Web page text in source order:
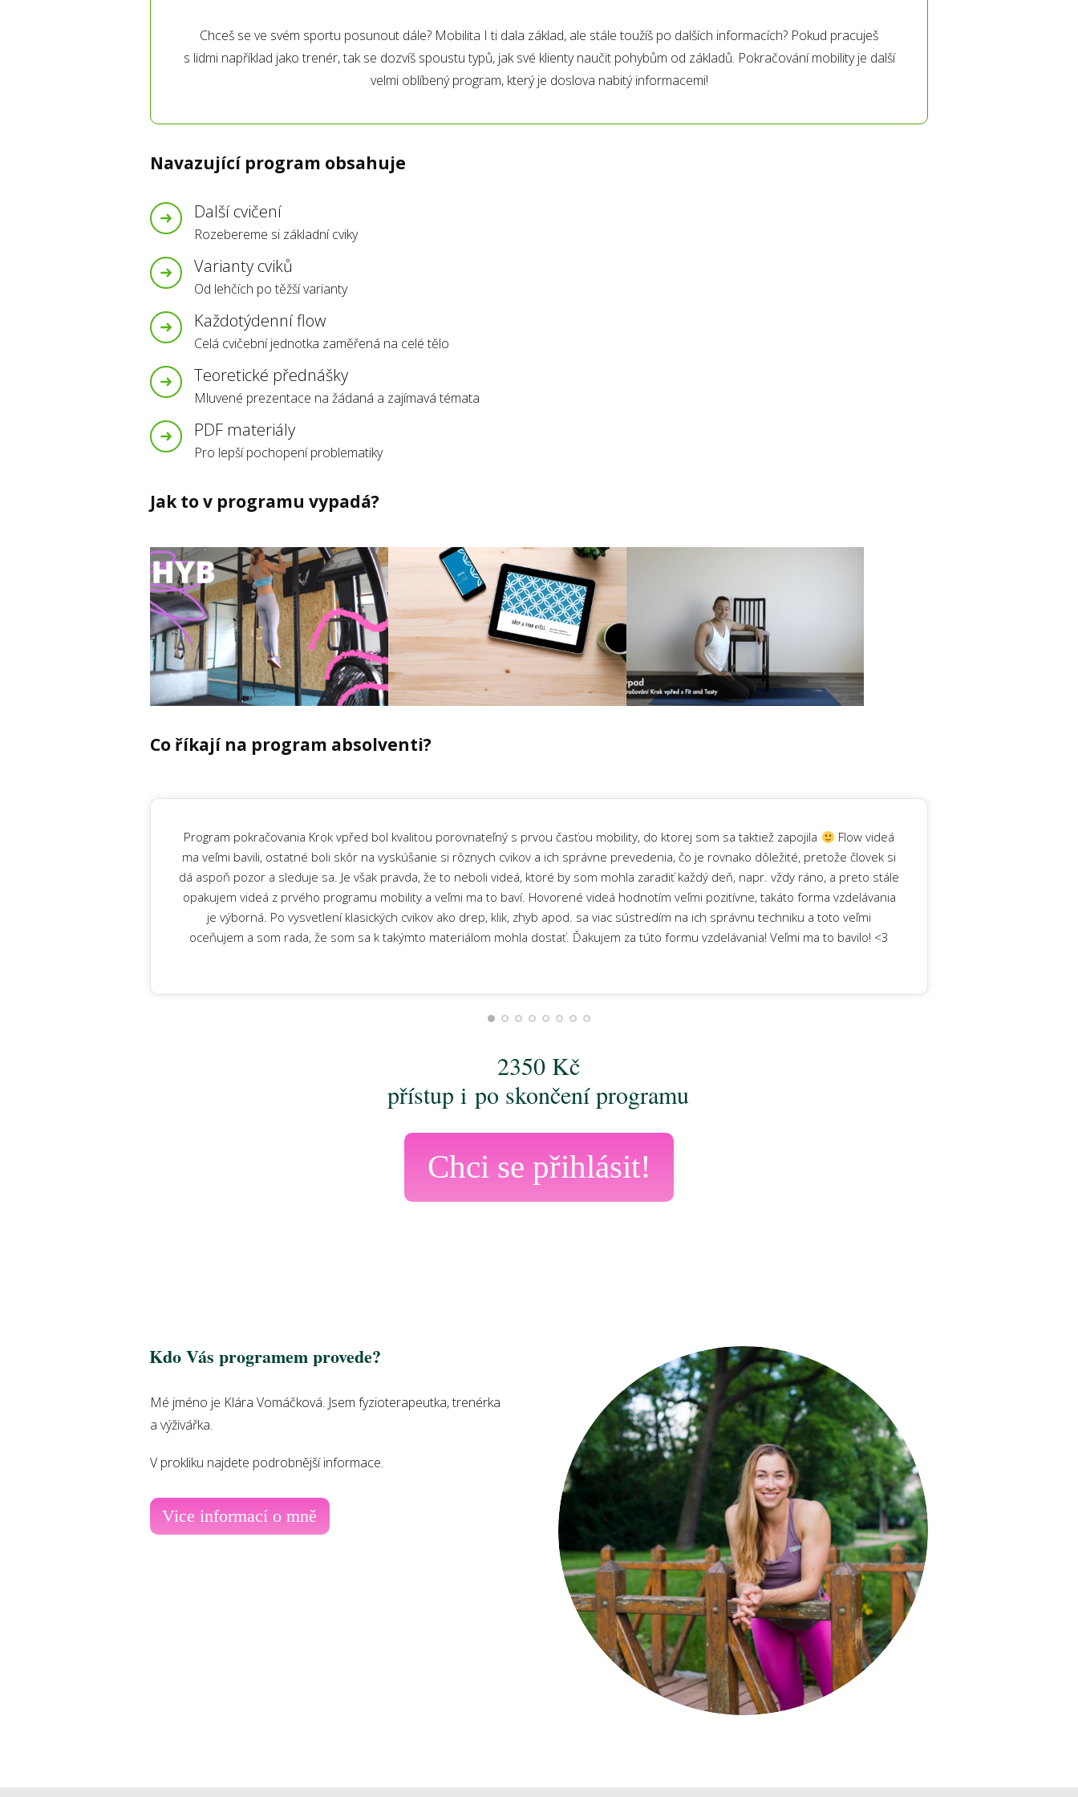
Chceš se ve svém sportu posunout dále? Mobilita I ti dala základ, ale stále toužíš po dalších informacích? Pokud pracuješ
s lidmi například jako trenér, tak se dozvíš spoustu typů, jak své klienty naučit pohybům od základů. Pokračování mobility je další
velmi oblíbený program, který je doslova nabitý informacemi!
Navazující program obsahuje
Další cvičení
Rozebereme si základní cviky
Varianty cviků
Od lehčích po těžší varianty
Každotýdenní flow
Celá cvičební jednotka zaměřená na celé tělo
Teoretické přednášky
Mluvené prezentace na žádaná a zajímavá témata
PDF materiály
Pro lepší pochopení problematiky
Jak to v programu vypadá?
Co říkají na program absolventi?
Program pokračovania Krok vpřed bol kvalitou porovnateľný s prvou časťou mobility, do ktorej som sa taktiež zapojila
Flow videá
ma veľmi bavili, ostatné boli skôr na vyskúšanie si rôznych cvikov a ich správne prevedenia, čo je rovnako dôležité, pretože človek si
dá aspoň pozor a sleduje sa. Je však pravda, že to neboli videá, ktoré by som mohla zaradiť každý deň, napr. vždy ráno, a preto stále
opakujem videá z prvého programu mobility a veľmi ma to baví. Hovorené videá hodnotím veľmi pozitívne, takáto forma vzdelávania
je výborná. Po vysvetlení klasických cvikov ako drep, klik, zhyb apod. sa viac sústredím na ich správnu techniku a toto veľmi
oceňujem a som rada, že som sa k takýmto materiálom mohla dostať. Ďakujem za túto formu vzdelávania! Veľmi ma to bavilo! <3
2350 Kč
přístup i po skončení programu
Chci se přihlásit!
Kdo Vás programem provede?
Mé jméno je Klára Vomáčková. Jsem fyzioterapeutka, trenérka
a výživářka.
V prokliku najdete podrobnější informace.
Vice informací o mně